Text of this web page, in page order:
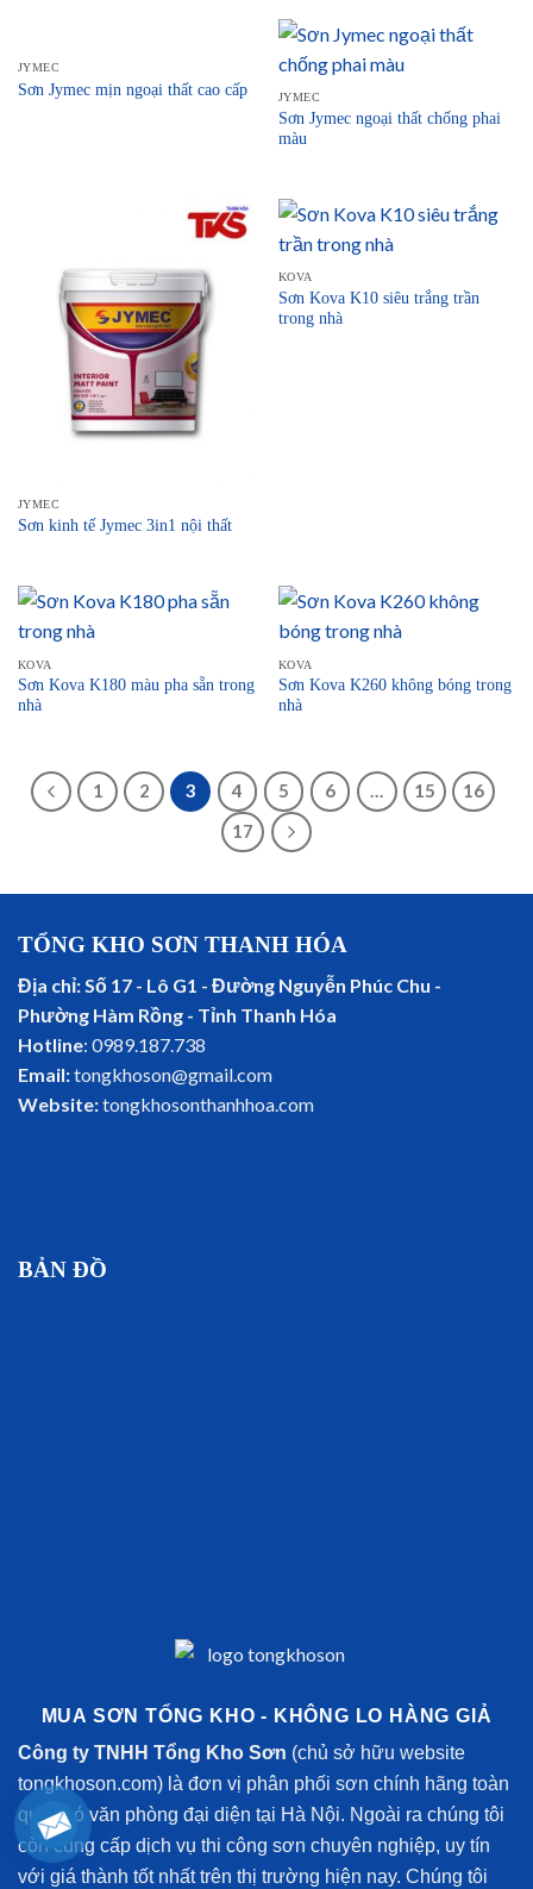
JYMEC
Sơn Jymec mịn ngoại thất cao cấp JYMEC
Sơn Jymec ngoại thất chống phai
màu
JYMEC
Sơn kinh tế Jymec 3in1 nội thất
KOVA
Sơn Kova K10 siêu trắng trần
trong nhà
KOVA
Sơn Kova K180 màu pha sẵn trong
nhà
KOVA
Sơn Kova K260 không bóng trong
nhà
1 2 3 4 5 6 … 15
16
17
TỔNG KHO SƠN THANH HÓA
Địa chỉ: Số 17 - Lô G1 - Đường Nguyễn Phúc Chu -
Phường Hàm Rồng - Tỉnh Thanh Hóa
Hotline: 0989.187.738
Email:tongkhoson@gmail.com
Website:tongkhosonthanhhoa.com
BẢN ĐỒ
MUA SƠN TỔNG KHO - KHÔNG LO HÀNG GIẢ
Công ty TNHH Tổng Kho Sơn (chủ sở hữu website
tongkhoson.com) là đơn vị phân phối sơn chính hãng toàn
quốc có văn phòng đại diện tại Hà Nội. Ngoài ra chúng tôi
còn cung cấp dịch vụ thi công sơn chuyên nghiệp, uy tín
với giá thành tốt nhất trên thị trường hiện nay. Chúng tôi